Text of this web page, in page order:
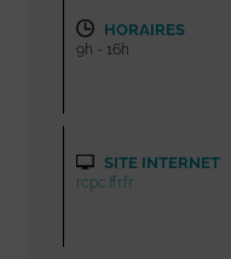
HORAIRES
9h - 16h
SITE INTERNET
rcpc.ffr.fr